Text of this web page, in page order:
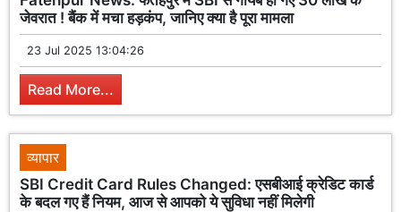
जेवरात ! बैंक में मचा हड़कंप, जानिए क्या है पूरा मामला
23 Jul 2025 13:04:26
Read More...
व्यापार
SBI Credit Card Rules Changed: एसबीआई क्रेडिट कार्ड
के बदल गए हैं नियम, आज से आपको ये सुविधा नहीं मिलेगी